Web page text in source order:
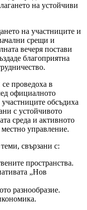
на устойчиви
на участниците и
срещи и
вечеря постави
благоприятна
проведоха в
официалното
обсъдиха
с устойчивото
среда и активното
управление.
свързани с:
пространства.
„Нов
разнообразие.